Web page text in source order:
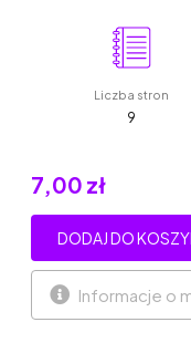
Liczba stron
9
7,00 zł
DODAJ DO
Informacje o